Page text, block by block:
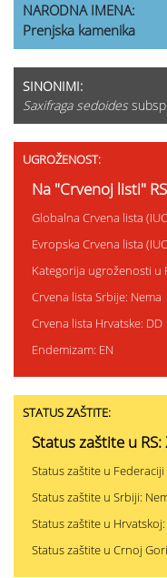
NARODNA IMENA:
Prenjska kamenika
SINONIMI:
Saxifraga sedoides subsp.
UGROŽENOST:
Na "Crvenoj listi"
Globalna Crvena lista
Evropska Crvena lista
Kategorija ugroženosti u
Crvena lista Srbije: Nema
Crvena lista Hrvatske: DD
Endemizam: EN
STATUS ZAŠTITE:
Status zaštite u RS:
Status zaštite u Federaciji
Status zaštite u Srbiji:
Status zaštite u Hrvatskoj:
Status zaštite u Crnoj